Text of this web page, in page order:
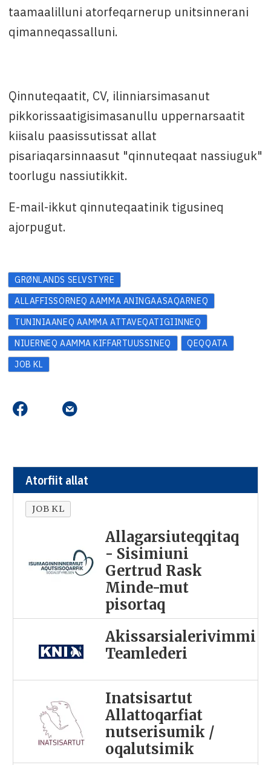
taamaalilluni atorfeqarnerup unitsinnerani
qimanneqassalluni.
Qinnuteqaatit, CV, ilinniarsimasanut
pikkorissaatigisimasanullu uppernarsaatit
kiisalu paasissutissat allat
pisariaqarsinnaasut "qinnuteqaat nassiuguk"
toorlugu nassiutikkit.
E-mail-ikkut qinnuteqaatinik tigusineq
ajorpugut.
GRØNLANDS SELVSTYRE
ALLAFFISSORNEQ AAMMA ANINGAASAQARNEQ
TUNINIAANEQ AAMMA ATTAVEQATIGIINNEQ
NIUERNEQ AAMMA KIFFARTUUSSINEQ
QEQQATA
JOB KL
Atorfiit allat
JOB KL
Allagarsiuteqqitaq
- Sisimiuni
Gertrud Rask
Minde-mut
pisortaq
Akissarsialerivimmi
Teamlederi
Inatsisartut
Allattoqarfiat
nutserisumik /
oqalutsimik